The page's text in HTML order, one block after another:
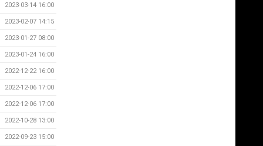
2023-03-14 16:00
2023-02-07 14:15
2023-01-27 08:00
2023-01-24 16:00
2022-12-22 16:00
2022-12-06 17:00
2022-12-06 17:00
2022-10-28 13:00
2022-09-23 15:00